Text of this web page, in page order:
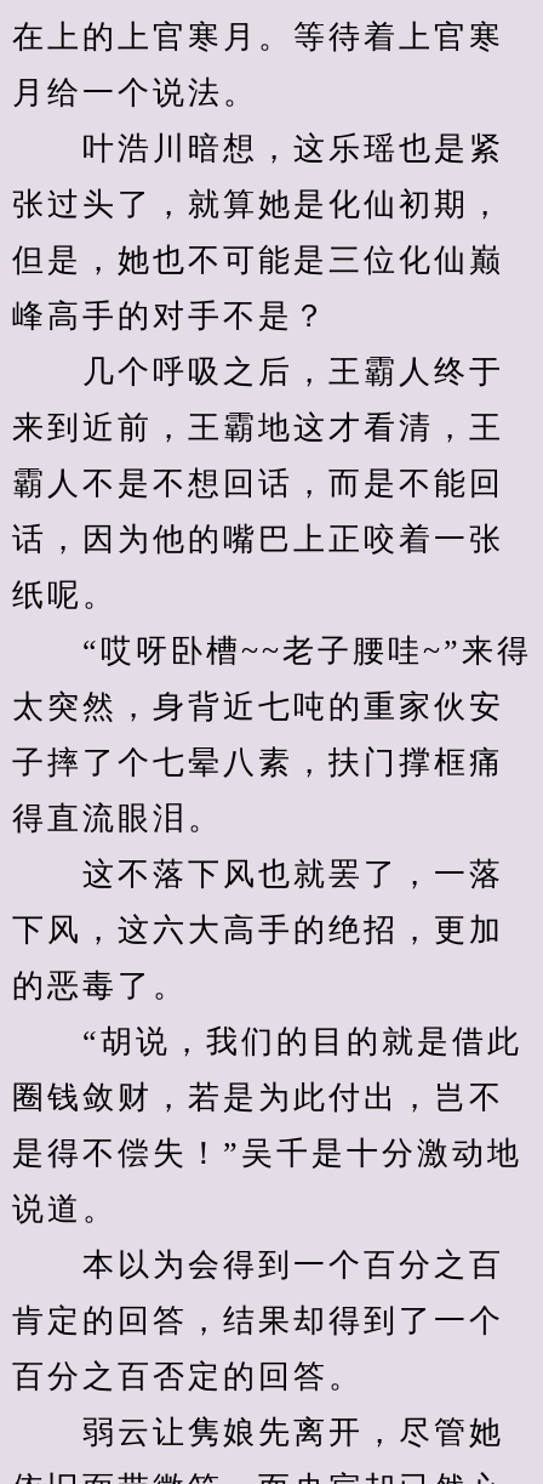
在上的上官寒月。等待着上官寒
月给一个说法。
叶浩川暗想，这乐瑶也是紧
张过头了，就算她是化仙初期，
但是，她也不可能是三位化仙巅
峰高手的对手不是？
几个呼吸之后，王霸人终于
来到近前，王霸地这才看清，王
霸人不是不想回话，而是不能回
话，因为他的嘴巴上正咬着一张
纸呢。
“哎呀卧槽~~老子腰哇~”来得
太突然，身背近七吨的重家伙安
子摔了个七晕八素，扶门撑框痛
得直流眼泪。
这不落下风也就罢了，一落
下风，这六大高手的绝招，更加
的恶毒了。
“胡说，我们的目的就是借此
圈钱敛财，若是为此付出，岂不
是得不偿失！”吴千是十分激动地
说道。
本以为会得到一个百分之百
肯定的回答，结果却得到了一个
百分之百否定的回答。
弱云让隽娘先离开，尽管她